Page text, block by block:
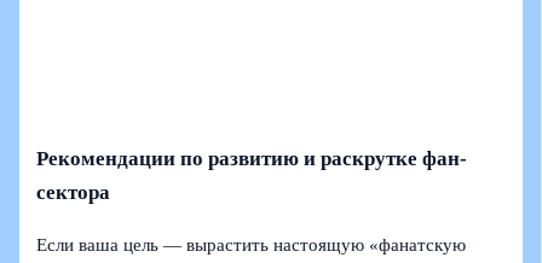
Рекомендации по развитию и раскрутке фан-
сектора
Если ваша цель — вырастить настоящую «фанатскую